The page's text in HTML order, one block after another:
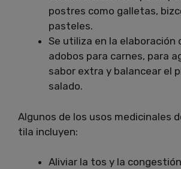
postres como galletas,
pasteles.
Se utiliza en la elaboración
adobos para carnes, para
sabor extra y balancear el
salado.
Algunos de los usos medicinales
tila incluyen:
Aliviar la tos y la